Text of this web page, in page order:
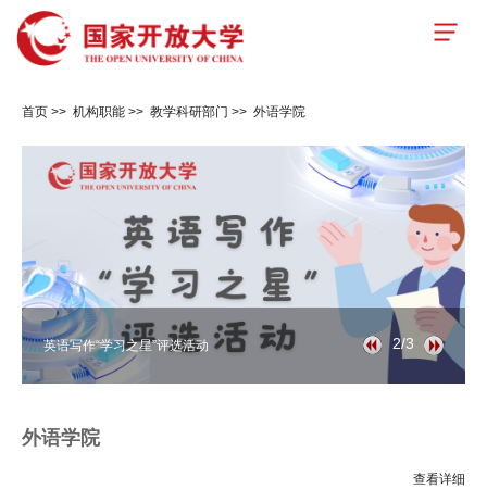
首页 >> 机构职能 >> 教学科研部门 >> 外语学院
英语写作“学习之星”评选活动 2/3
外语学院
查看详细